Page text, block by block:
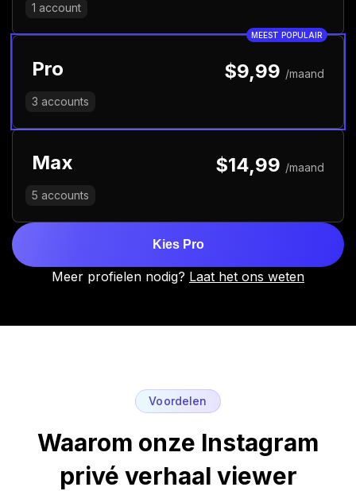
1 account
MEEST POPULAIR
3 accounts
Pro $9,99 /maand
5 accounts
Max $14,99 /maand
Kies Pro
Meer profielen nodig? Laat het ons weten
Voordelen
Waarom onze Instagram
privé verhaal viewer